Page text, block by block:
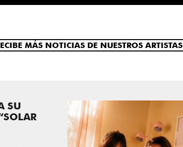
MÁS NOTICIAS DE NUESTROS ARTISTAS
SU